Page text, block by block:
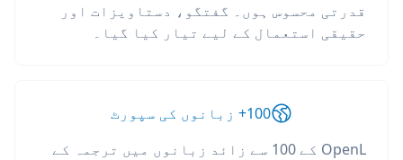
قدرتی محسوس ہوں۔ گفتگو، دستاویزات اور
حقیقی استعمال کے لیے تیار کیا گیا۔
100+ زبانوں کی سپورٹ
OpenL کے 100 سے زائد زبانوں میں ترجمہ کے